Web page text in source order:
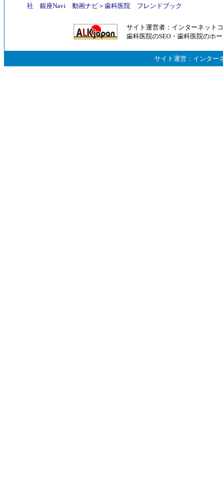
社
銀座Navi 動画ナビ ＞ 歯科医院 フレンドブック
サイト運営者： インターネット
歯科医院のSEO ・ 歯科医院のホ
サイト運営： インター